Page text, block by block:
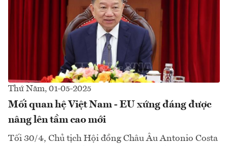
Thứ Năm, 01-05-2025
Mối quan hệ Việt Nam - EU xứng đáng được
nâng lên tầm cao mới
Tối 30/4, Chủ tịch Hội đồng Châu Âu Antonio Costa